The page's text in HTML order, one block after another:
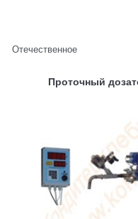
Отечественное
Проточный